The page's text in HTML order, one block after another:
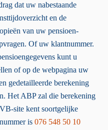
dat uw nabestaande
en de
van uw pensioen-
Of uw klantnummer.
kunt u
of op de webpagina uw
gedetailleerde berekening
Het ABP zal die berekening
site kent soortgelijke
is 076 548 50 10